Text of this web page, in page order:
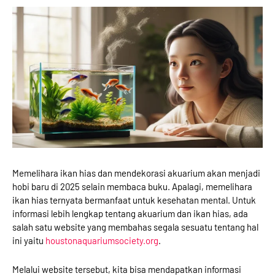
Memelihara ikan hias dan mendekorasi akuarium akan menjadi
hobi baru di 2025 selain membaca buku. Apalagi, memelihara
ikan hias ternyata bermanfaat untuk kesehatan mental. Untuk
informasi lebih lengkap tentang akuarium dan ikan hias, ada
salah satu website yang membahas segala sesuatu tentang hal
ini yaitu houstonaquariumsociety.org
Melalui website tersebut, kita bisa mendapatkan informasi